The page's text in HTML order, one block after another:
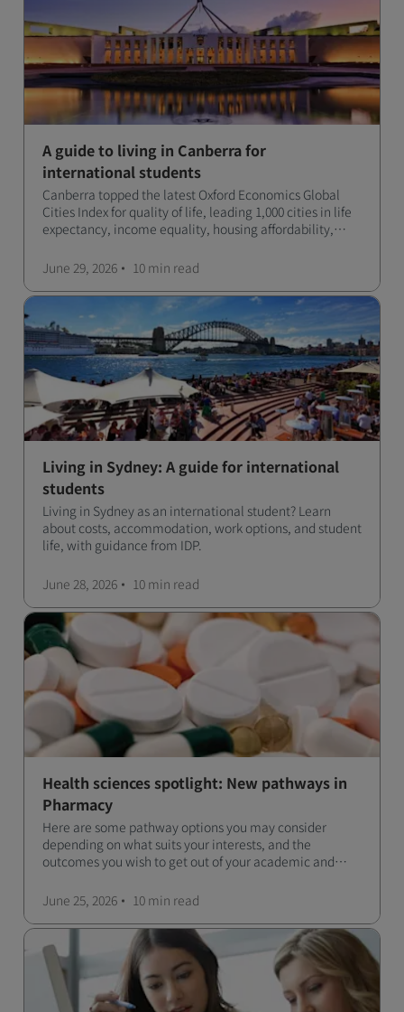
A guide to living in Canberra for
international students
Canberra topped the latest Oxford Economics Global
Cities Index for quality of life, leading 1,000 cities in life
expectancy, income equality, housing affordability,
June 29, 2026
10 min read
Living in Sydney: A guide for international
students
Living in Sydney as an international student? Learn
about costs, accommodation, work options, and student
life, with guidance from IDP.
June 28, 2026 10 min read
Health sciences spotlight: New pathways in
Pharmacy
Here are some pathway options you may consider
depending on what suits your interests, and the
outcomes you wish to get out of your academic and
qualification open to students seeking advanced
qualifications in the industry!
June 25, 2026 10 min read